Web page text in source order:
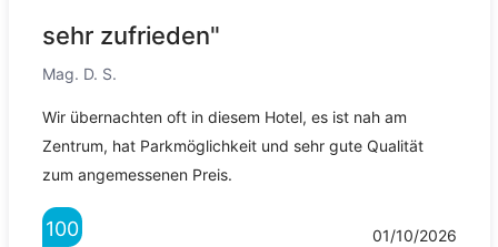
sehr zufrieden"
Mag. D. S.
Wir übernachten oft in diesem Hotel, es ist nah am
Zentrum, hat Parkmöglichkeit und sehr gute Qualität
zum angemessenen Preis.
100 01/10/2026